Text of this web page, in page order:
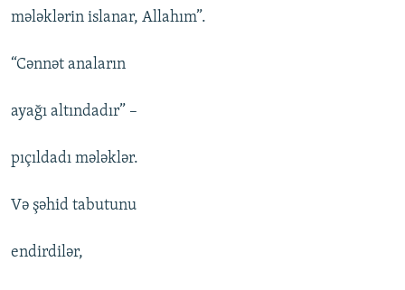
mələklərin islanar, Allahım”.
“Cənnət anaların
ayağı altındadır” –
pıçıldadı mələklər.
Və şəhid tabutunu
endirdilər,